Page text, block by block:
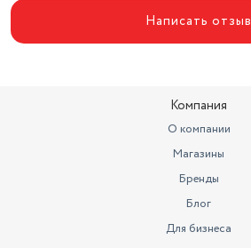
Написать отзыв
Компания
О компании
Магазины
Бренды
Блог
Для бизнеса